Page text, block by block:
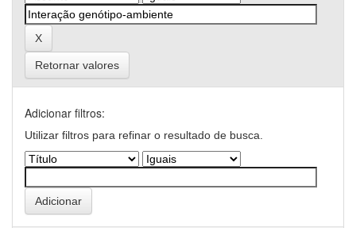
Retornar valores
Adicionar filtros:
Utilizar filtros para refinar o resultado de busca.